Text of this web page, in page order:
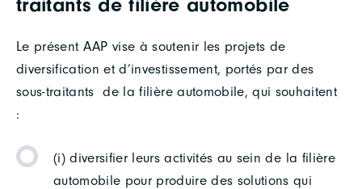
Le présent AAP vise à soutenir les projets de
diversification et d’investissement, portés par des
sous-traitants de la filière automobile, qui souhaitent
:
(i) diversifier leurs activités au sein de la filière
automobile pour produire des solutions qui